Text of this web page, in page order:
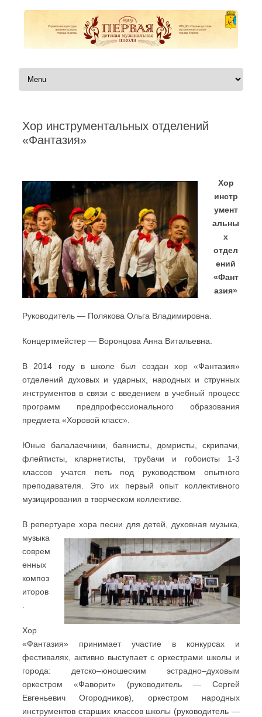
Перейти к содержимому
Хор инструментальных отделений
«Фантазия»
Хор
инстр
умент
альны
х
отдел
ений
«Фант
азия»
Руководитель — Полякова Ольга Владимировна.
Концертмейстер — Воронцова Анна Витальевна.
В 2014 году в школе был создан хор «Фантазия»
отделений духовых и ударных, народных и струнных
инструментов в связи с введением в учебный процесс
программ предпрофессионального образования
предмета «Хоровой класс».
Юные балалаечники, баянисты, домристы, скрипачи,
флейтисты, кларнетисты, трубачи и гобоисты 1-3
классов учатся петь под руководством опытного
преподавателя. Это их первый опыт коллективного
музицирования в творческом коллективе.
В репертуаре хора песни для детей, духовная музыка,
музыка
соврем
енных
композ
иторов
.
Хор
«Фантазия» принимает участие в конкурсах и
фестивалях, активно выступает с оркестрами школы и
города: детско–юношеским эстрадно–духовым
оркестром «Фаворит» (руководитель — Сергей
Евгеньевич Огородников), оркестром народных
инструментов старших классов школы (руководитель —